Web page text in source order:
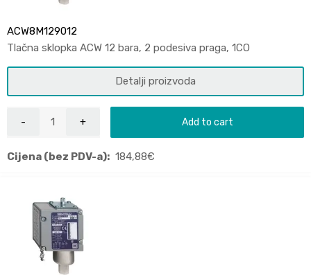
ACW8M129012
Tlačna sklopka ACW 12 bara, 2 podesiva praga, 1CO
Detalji proizvoda
Add to cart
Cijena (bez PDV-a): 184,88€